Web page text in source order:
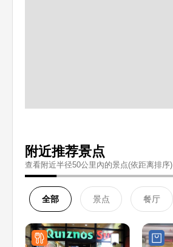
附近推荐景点
查看附近半径50公里內的景点(依距离排序)
全部 景点 餐厅